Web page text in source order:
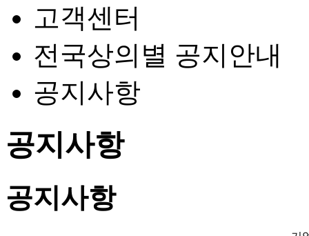
고객센터
전국상의별 공지안내
공지사항
공지사항
공지사항